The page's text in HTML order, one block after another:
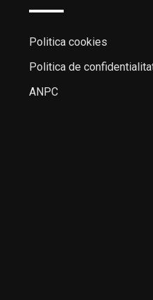
Politica cookies
Politica de
ANPC